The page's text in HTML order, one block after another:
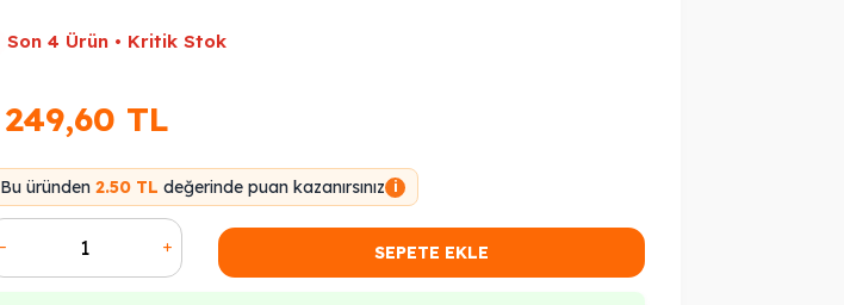
Son 4 Ürün • Kritik Stok
249,60 TL
Bu üründen2.50 TL değerinde puan kazanırsınız i
SEPETE EKLE